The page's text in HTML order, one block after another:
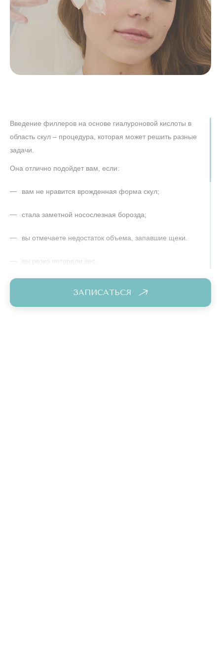
Введение филлеров на основе гиалуроновой кислоты в
область скул – процедура, которая может решить разные
задачи.
Она отлично подойдет вам, если:
вам не нравится врожденная форма скул;
стала заметной носослезная борозда;
вы отмечаете недостаток объема, запавшие щеки.
вы резко потеряли вес.
Всего одна процедура способна вернуть молодой вид и
свежесть вашему лицу.
ЗАПИСАТЬСЯ